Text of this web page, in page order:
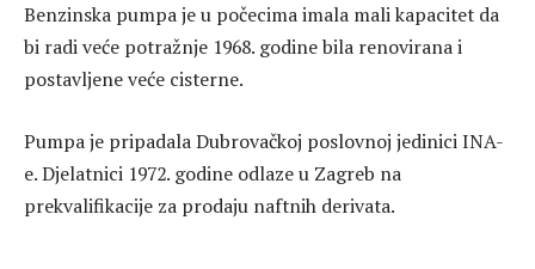
Benzinska pumpa je u počecima imala mali kapacitet da
bi radi veće potražnje 1968. godine bila renovirana i
postavljene veće cisterne.
Pumpa je pripadala Dubrovačkoj poslovnoj jedinici INA-
e. Djelatnici 1972. godine odlaze u Zagreb na
prekvalifikacije za prodaju naftnih derivata.